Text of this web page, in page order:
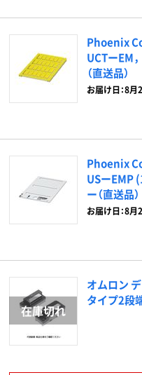
Phoenix
UCTーEM
（直送品）
お届け日：8月
Phoenix
USーEMP
ー（直送品）
お届け日：8月
オムロン
タイプ2段